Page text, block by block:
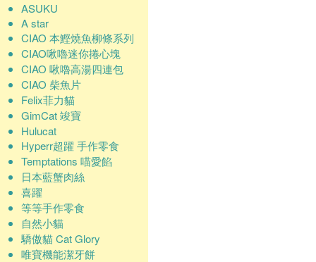
ASUKU
A star
CIAO 本鰹燒魚柳條系列
CIAO啾嚕迷你捲心塊
CIAO 啾嚕高湯四連包
CIAO 柴魚片
Felix菲力貓
GimCat 竣寶
Hulucat
Hyperr超躍 手作零食
Temptations 喵愛餡
日本藍蟹肉絲
喜躍
等等手作零食
自然小貓
驕傲貓 Cat Glory
唯寶機能潔牙餅